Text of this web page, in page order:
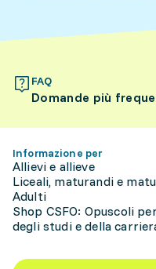
FAQ
Domande più
Informazione per
Allievi e allieve
Liceali, maturandi e
Adulti
Shop CSFO: Opuscoli
degli studi e della